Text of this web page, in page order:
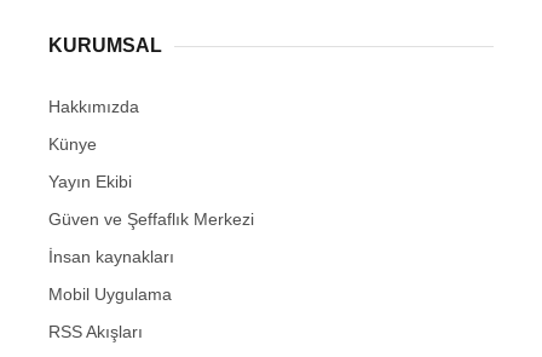
KURUMSAL
Hakkımızda
Künye
Yayın Ekibi
Güven ve Şeffaflık Merkezi
İnsan kaynakları
Mobil Uygulama
RSS Akışları